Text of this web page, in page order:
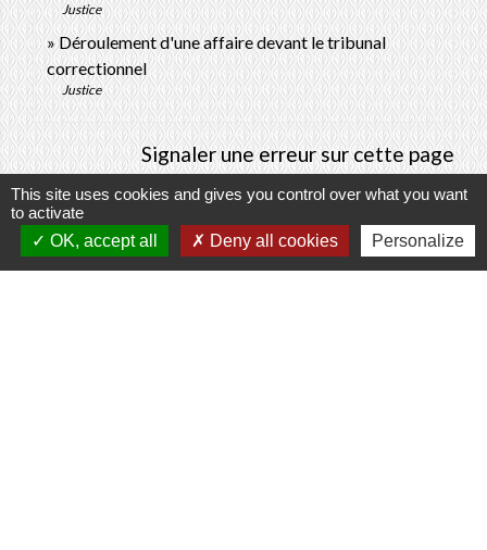
Justice
Déroulement d'une affaire devant le tribunal
correctionnel
Justice
Signaler une erreur sur cette page
Contacts
This site uses cookies and gives you control over what you want
to activate
OK, accept all
Deny all cookies Personalize